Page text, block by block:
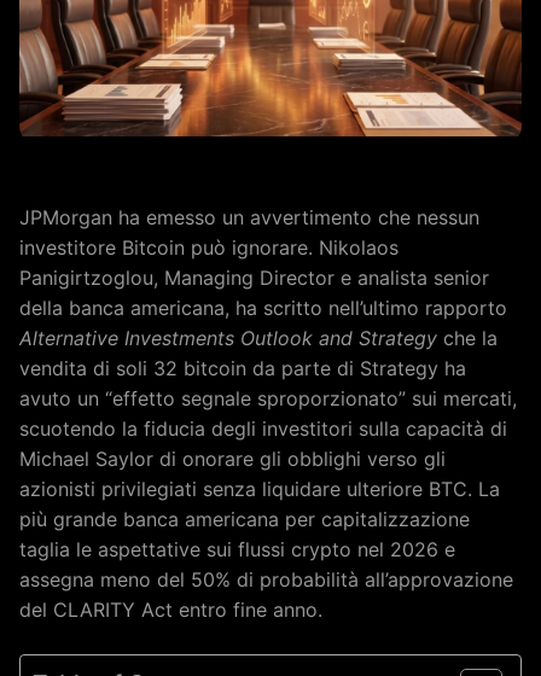
JPMorgan ha emesso un avvertimento che nessun
investitore Bitcoin può ignorare. Nikolaos
Panigirtzoglou, Managing Director e analista senior
della banca americana, ha scritto nell’ultimo rapporto
Alternative Investments Outlook and Strategy che la
vendita di soli 32 bitcoin da parte di Strategy ha
avuto un “effetto segnale sproporzionato” sui mercati,
scuotendo la fiducia degli investitori sulla capacità di
Michael Saylor di onorare gli obblighi verso gli
azionisti privilegiati senza liquidare ulteriore BTC. La
più grande banca americana per capitalizzazione
taglia le aspettative sui flussi crypto nel 2026 e
assegna meno del 50% di probabilità all’approvazione
del CLARITY Act entro fine anno.